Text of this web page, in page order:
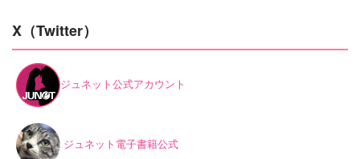
X（Twitter）
ジュネット公式アカウント
ジュネット電子書籍公式